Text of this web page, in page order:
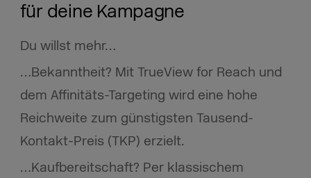
für deine Kampagne
Du willst mehr…
…Bekanntheit? Mit TrueView for Reach und
dem Affinitäts-Targeting wird eine hohe
Reichweite zum günstigsten Tausend-
Kontakt-Preis (TKP) erzielt.
…Kaufbereitschaft? Per klassischem